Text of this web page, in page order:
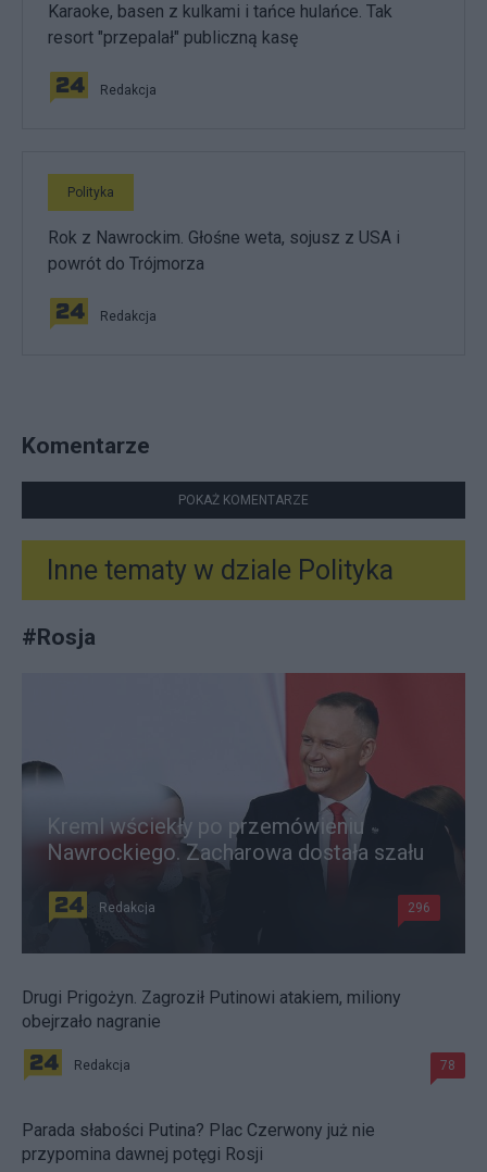
Karaoke, basen z kulkami i tańce hulańce. Tak
resort "przepalał" publiczną kasę
Redakcja
Polityka
Rok z Nawrockim. Głośne weta, sojusz z USA i
powrót do Trójmorza
Redakcja
Komentarze
POKAŻ KOMENTARZE
Inne tematy w dziale Polityka
#Rosja
Kreml wściekły po przemówieniu
Nawrockiego. Zacharowa dostała szału
Redakcja 296
Drugi Prigożyn. Zagroził Putinowi atakiem, miliony
obejrzało nagranie
Redakcja 78
Parada słabości Putina? Plac Czerwony już nie
przypomina dawnej potęgi Rosji